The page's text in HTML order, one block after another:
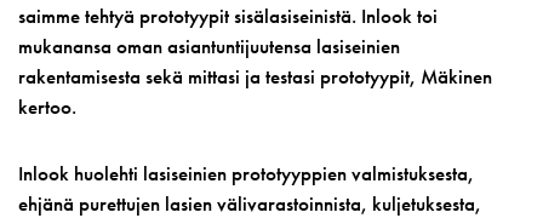
saimme tehtyä prototyypit sisälasiseinistä. Inlook toi
mukanansa oman asiantuntijuutensa lasiseinien
rakentamisesta sekä mittasi ja testasi prototyypit, Mäkinen
kertoo.
Inlook huolehti lasiseinien prototyyppien valmistuksesta,
ehjänä purettujen lasien välivarastoinnista, kuljetuksesta,